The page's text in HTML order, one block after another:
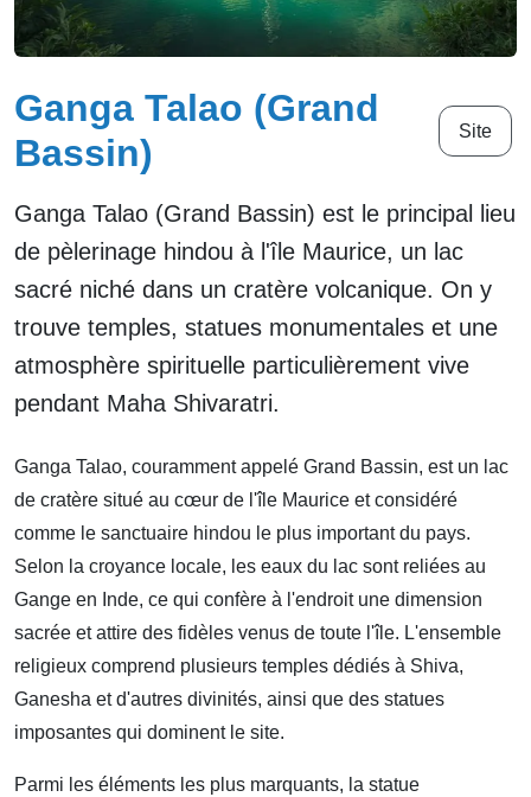
Ganga Talao (Grand
Bassin)
Site
Ganga Talao (Grand Bassin) est le principal lieu
de pèlerinage hindou à l'île Maurice, un lac
sacré niché dans un cratère volcanique. On y
trouve temples, statues monumentales et une
atmosphère spirituelle particulièrement vive
pendant Maha Shivaratri.
Ganga Talao, couramment appelé Grand Bassin, est un lac
de cratère situé au cœur de l'île Maurice et considéré
comme le sanctuaire hindou le plus important du pays.
Selon la croyance locale, les eaux du lac sont reliées au
Gange en Inde, ce qui confère à l'endroit une dimension
sacrée et attire des fidèles venus de toute l'île. L'ensemble
religieux comprend plusieurs temples dédiés à Shiva,
Ganesha et d'autres divinités, ainsi que des statues
imposantes qui dominent le site.
Parmi les éléments les plus marquants, la statue